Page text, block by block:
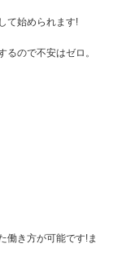
て始められます!
ので不安はゼロ。
働き方が可能です!ま